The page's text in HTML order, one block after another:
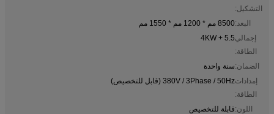
التشكيل:
البعد:8500 مم * 1200 مم * 1550 مم
إجمالي
الطاقة:
5.5 + 4KW
الضمان:سنة واحدة
إمدادات
الطاقة:
380V / 3Phase / 50Hz (قابل للتخصيص)
اللون:قابلة للتخصيص